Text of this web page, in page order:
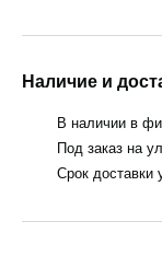
Наличие и
В наличии в
Под заказ на
Срок доставки